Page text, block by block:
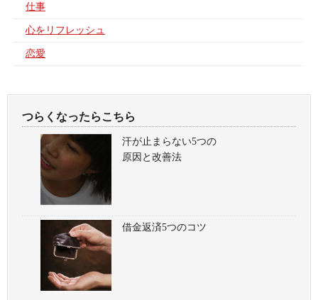
仕事
心をリフレッシュ
恋愛
つらくなったらこちら
汗が止まらない5つの
原因と改善法
借金返済5つのコツ